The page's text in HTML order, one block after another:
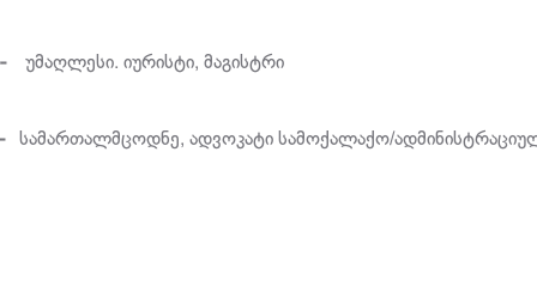
უმაღლესი. იურისტი, მაგისტრი
სამართალმცოდნე, ადვოკატი სამოქალაქო/